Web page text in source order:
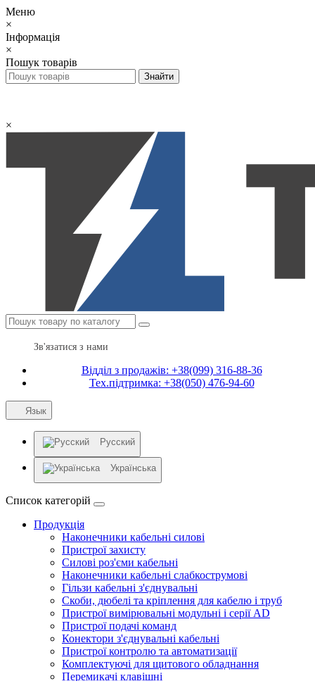
Меню
×
Інформація
×
Пошук товарів
×
Зв'язатися з нами
Відділ з продажів: +38(099) 316-88-36
Тех.підтримка: +38(050) 476-94-60
Язык
Русский
Українська
Список категорій
Продукція
Наконечники кабельні силові
Пристрої захисту
Силові роз'єми кабельні
Наконечники кабельні слабкострумові
Гільзи кабельні з'єднувальні
Скоби, дюбелі та кріплення для кабелю і труб
Пристрої вимірювальні модульні і серії AD
Пристрої подачі команд
Конектори з'єднувальні кабельні
Пристрої контролю та автоматизації
Комплектуючі для щитового обладнання
Перемикачі клавішні